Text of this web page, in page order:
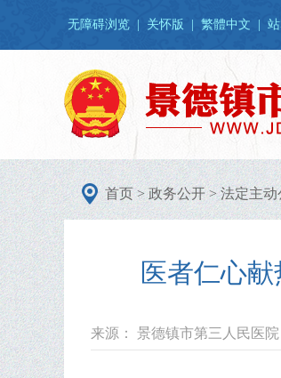
无障碍浏览 关怀版 繁體中文
首页>政务公开>法定主动
医者仁心
来源： 景德镇市第三人民医院